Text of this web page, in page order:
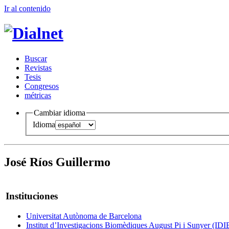
Ir al contenido
Buscar
Revistas
Tesis
Congresos
métricas
Cambiar idioma
Idioma
José Ríos Guillermo
Instituciones
Universitat Autònoma de Barcelona
Institut d’Investigacions Biomèdiques August Pi i Sunyer